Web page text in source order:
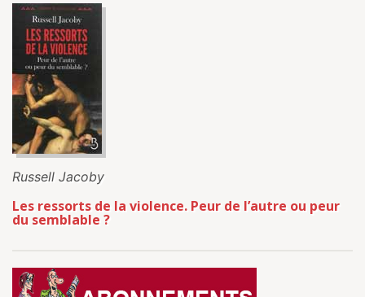
Russell Jacoby
Les ressorts de la violence. Peur de l’autre ou peur
du semblable ?